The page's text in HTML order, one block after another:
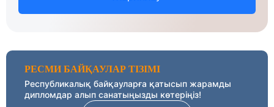
РЕСМИ БАЙҚАУЛАР ТІЗІМІ
Республикалық байқауларға қатысып жарамды
дипломдар алып санатыңызды көтеріңіз!